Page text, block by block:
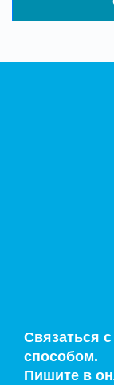
Связаться
способом.
Пишите в